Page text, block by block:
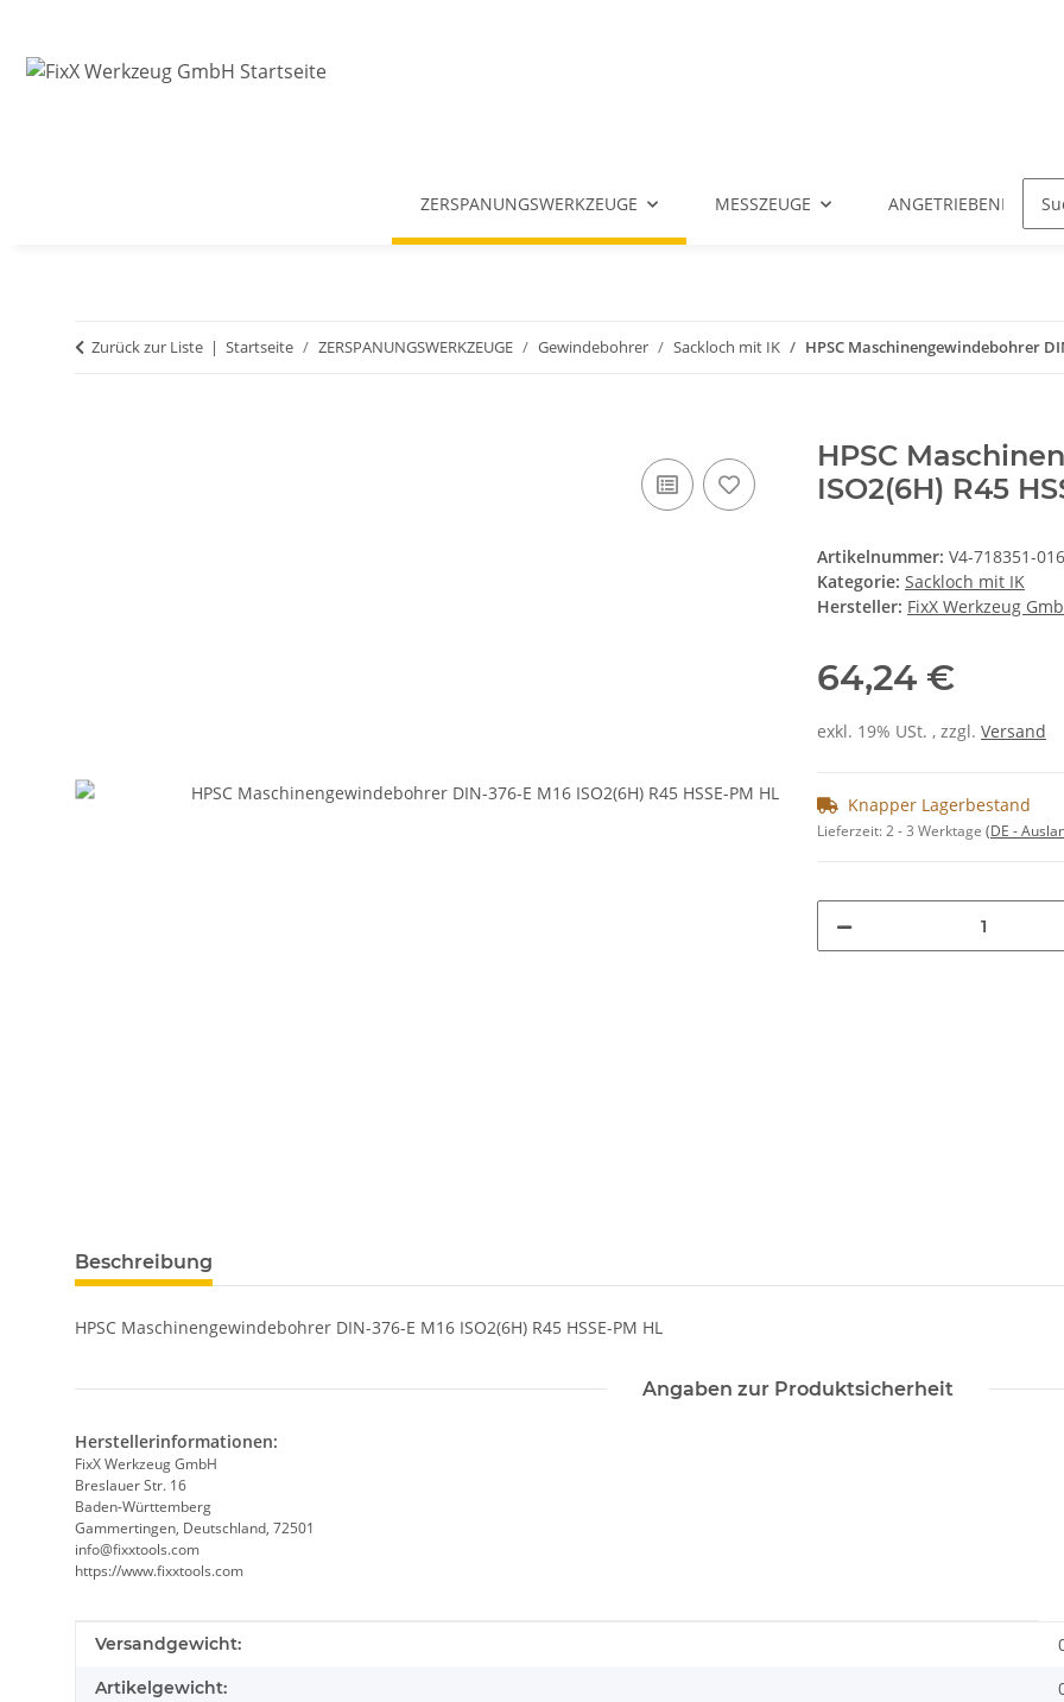
ZERSPANUNGSWERKZEUGE MESSZEUGE ANGETRIEBENE
Zurück zur Liste Startseite ZERSPANUNGSWERKZEUGE Gewindebohrer Sackloch mit IK HPSC Maschinengewindebohrer
HPSC
ISO2(6H) R45
Artikelnummer: V4-718351-
Kategorie: Sackloch mit IK
Hersteller: FixX Werkzeug
64,24 €
exkl. 19% USt. , zzgl. Versand
Knapper Lagerbestand
Lieferzeit:2 - 3 Werktage (DE -
weitere Registerkarten anzeigen
Beschreibung
HPSC Maschinengewindebohrer DIN-376-E M16 ISO2(6H) R45 HSSE-PM HL
Angaben zur Produktsicherheit
Herstellerinformationen:
FixX Werkzeug GmbH
Breslauer Str. 16
Baden-Württemberg
Gammertingen, Deutschland, 72501
info@fixxtools.com
https://www.fixxtools.com
Produkteigenschaft
Wert
Versandgewicht:
Artikelgewicht: